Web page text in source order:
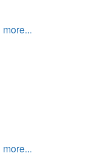
more...
more...